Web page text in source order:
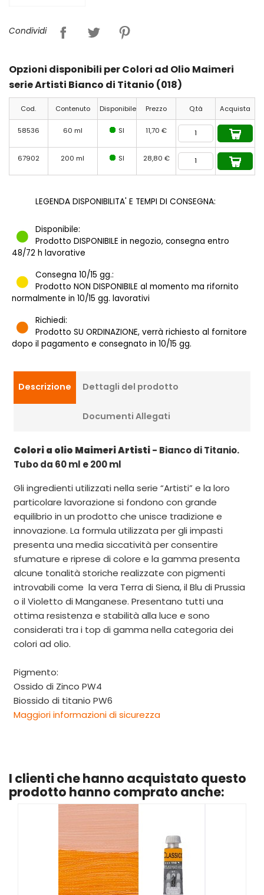
Condividi
Opzioni disponibili per Colori ad Olio Maimeri
serie Artisti Bianco di Titanio (018)
Cod. Contenuto Disponibile Prezzo Q.tà Acquista
58536 60 ml SI 11,70 €
67902 200 ml SI 28,80 €
LEGENDA DISPONIBILITA' E TEMPI DI CONSEGNA:
Disponibile:
Prodotto DISPONIBILE in negozio, consegna entro
48/72 h lavorative
Consegna 10/15 gg.:
Prodotto NON DISPONIBILE al momento ma rifornito
normalmente in 10/15 gg. lavorativi
Richiedi:
Prodotto SU ORDINAZIONE, verrà richiesto al fornitore
dopo il pagamento e consegnato in 10/15 gg.
Descrizione Dettagli del prodotto
Documenti Allegati
Colori a olio Maimeri Artisti- Bianco di Titanio.
Tubo da 60 ml e 200 ml
Gli ingredienti utilizzati nella serie “Artisti” e la loro
particolare lavorazione si fondono con grande
equilibrio in un prodotto che unisce tradizione e
innovazione. La formula utilizzata per gli impasti
presenta una media siccatività per consentire
sfumature e riprese di colore e la gamma presenta
alcune tonalità storiche realizzate con pigmenti
introvabili come la vera Terra di Siena, il Blu di Prussia
o il Violetto di Manganese. Presentano tutti una
ottima resistenza e stabilità alla luce e sono
considerati tra i top di gamma nella categoria dei
colori ad olio.
Pigmento:
Ossido di Zinco PW4
Biossido di titanio PW6
Maggiori informazioni di sicurezza
I clienti che hanno acquistato questo
prodotto hanno comprato anche: